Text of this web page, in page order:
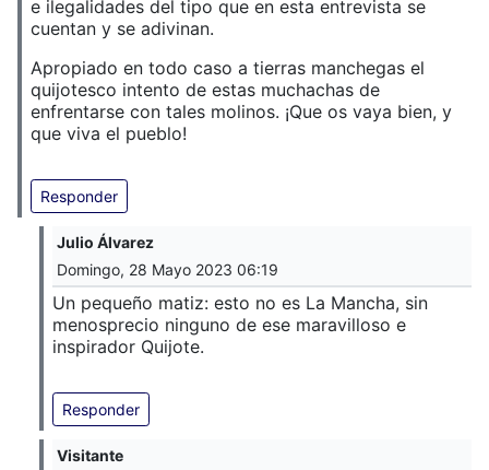
e ilegalidades del tipo que en esta entrevista se
cuentan y se adivinan.
Apropiado en todo caso a tierras manchegas el
quijotesco intento de estas muchachas de
enfrentarse con tales molinos. ¡Que os vaya bien, y
que viva el pueblo!
Responder
Julio Álvarez
Domingo, 28 Mayo 2023 06:19
Un pequeño matiz: esto no es La Mancha, sin
menosprecio ninguno de ese maravilloso e
inspirador Quijote.
Responder
Visitante